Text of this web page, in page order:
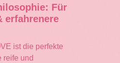
Für
erfahrenere
ist die perfekte
reife und